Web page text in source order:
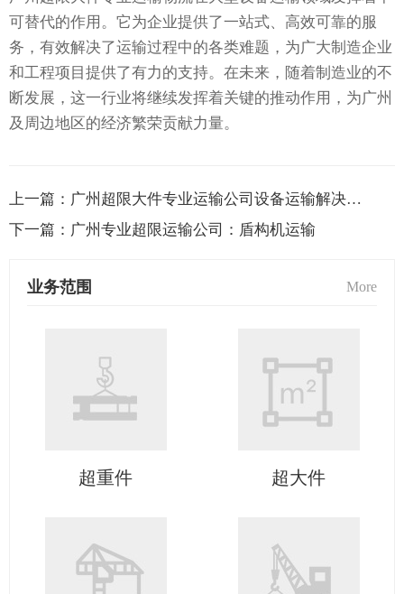
可替代的作用。它为企业提供了一站式、高效可靠的服
务，有效解决了运输过程中的各类难题，为广大制造企业
和工程项目提供了有力的支持。在未来，随着制造业的不
断发展，这一行业将继续发挥着关键的推动作用，为广州
及周边地区的经济繁荣贡献力量。
上一篇： 广州超限大件专业运输公司设备运输解决方案
下一篇： 广州专业超限运输公司：盾构机运输
业务范围 More
超重件 超大件